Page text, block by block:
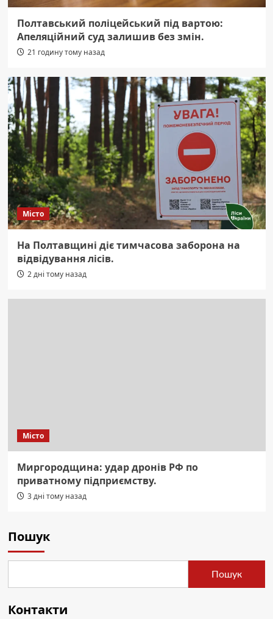
Полтавський поліцейський під вартою:
Апеляційний суд залишив без змін.
21 годину тому назад
Місто
На Полтавщині діє тимчасова заборона на
відвідування лісів.
2 дні тому назад
Місто
Миргородщина: удар дронів РФ по
приватному підприємству.
3 дні тому назад
Пошук
Пошук
Контакти